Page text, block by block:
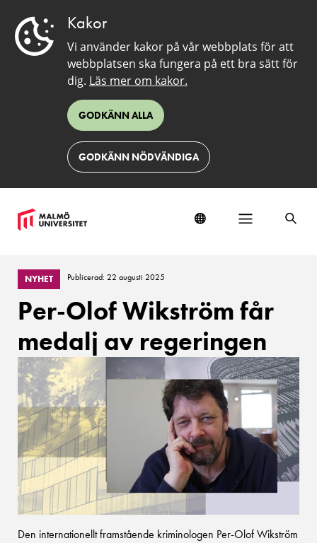
Kakor
Vi använder kakor på vår webbplats för att
webbplatsen ska fungera på ett bra sätt för
dig. Läs mer om kakor.
GODKÄNN ALLA
GODKÄNN NÖDVÄNDIGA
NYHET Publicerad: 22 augusti 2025
Per-Olof Wikström får
medalj av regeringen
Den internationellt framstående kriminologen Per-Olof Wikström